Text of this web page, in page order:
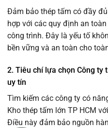
Đảm bảo thép tấm có đầy
hợp với các quy định an
công trình. Đây là yếu tố
bền vững và an toàn cho
2. Tiêu chí lựa chọn Công ty
uy tín
Tìm kiếm các công ty có
Kho thép tấm lớn TP HCM
Điều này đảm bảo nguồn